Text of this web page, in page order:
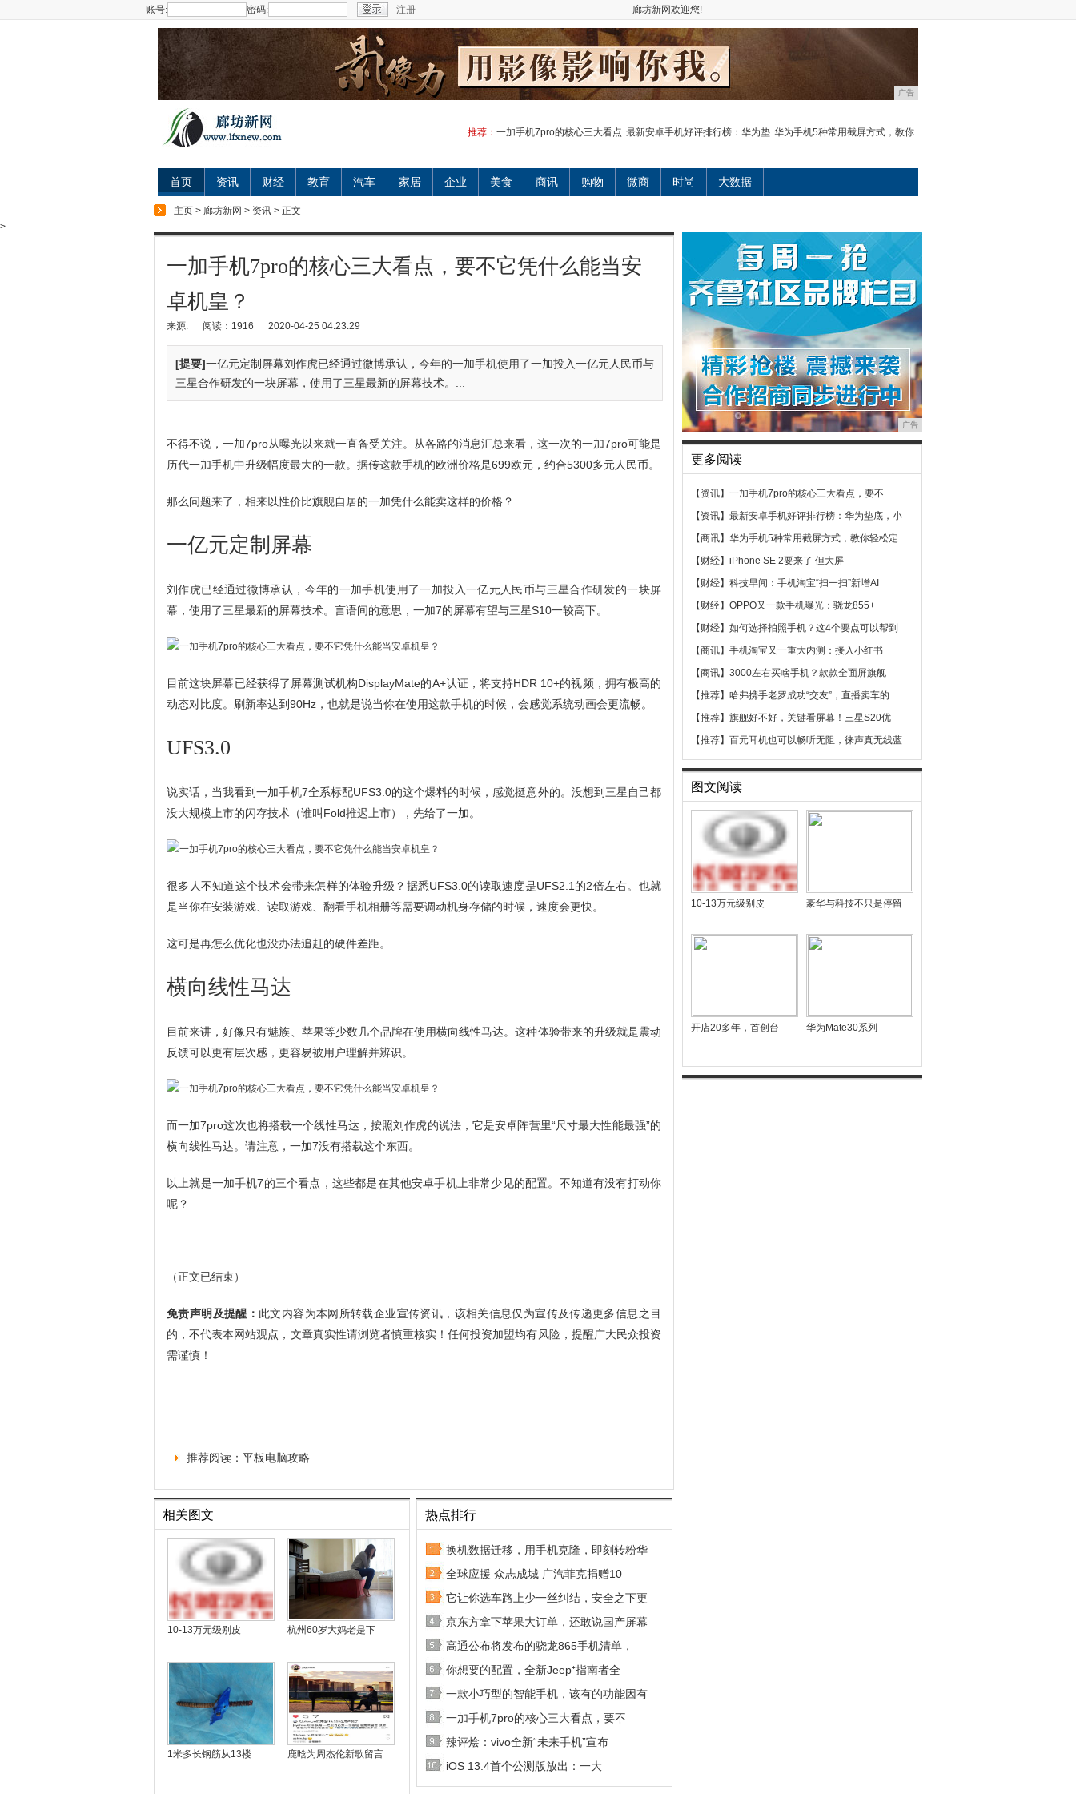
账号: 密码: 注册 廊坊新网欢迎您!
广告
推荐： 一加手机7pro的核心三大看点 最新安卓手机好评排行榜：华为垫 华为手机5种常用截屏方式，教你
首页 资讯 财经 教育 汽车 家居 企业 美食 商讯 购物 微商 时尚 大数据
主页 > 廊坊新网 > 资讯 > 正文
>
一加手机7pro的核心三大看点，要不它凭什么能当安
卓机皇？
来源: 阅读：1916 2020-04-25 04:23:29
[提要]一亿元定制屏幕刘作虎已经通过微博承认，今年的一加手机使用了一加投入一亿元人民币与
三星合作研发的一块屏幕，使用了三星最新的屏幕技术。...
不得不说，一加7pro从曝光以来就一直备受关注。从各路的消息汇总来看，这一次的一加7pro可能是
历代一加手机中升级幅度最大的一款。据传这款手机的欧洲价格是699欧元，约合5300多元人民币。
那么问题来了，相来以性价比旗舰自居的一加凭什么能卖这样的价格？
一亿元定制屏幕
刘作虎已经通过微博承认，今年的一加手机使用了一加投入一亿元人民币与三星合作研发的一块屏
幕，使用了三星最新的屏幕技术。言语间的意思，一加7的屏幕有望与三星S10一较高下。
目前这块屏幕已经获得了屏幕测试机构DisplayMate的A+认证，将支持HDR 10+的视频，拥有极高的
动态对比度。刷新率达到90Hz，也就是说当你在使用这款手机的时候，会感觉系统动画会更流畅。
UFS3.0
说实话，当我看到一加手机7全系标配UFS3.0的这个爆料的时候，感觉挺意外的。没想到三星自己都
没大规模上市的闪存技术（谁叫Fold推迟上市），先给了一加。
很多人不知道这个技术会带来怎样的体验升级？据悉UFS3.0的读取速度是UFS2.1的2倍左右。也就
是当你在安装游戏、读取游戏、翻看手机相册等需要调动机身存储的时候，速度会更快。
这可是再怎么优化也没办法追赶的硬件差距。
横向线性马达
目前来讲，好像只有魅族、苹果等少数几个品牌在使用横向线性马达。这种体验带来的升级就是震动
反馈可以更有层次感，更容易被用户理解并辨识。
而一加7pro这次也将搭载一个线性马达，按照刘作虎的说法，它是安卓阵营里“尺寸最大性能最强”的
横向线性马达。请注意，一加7没有搭载这个东西。
以上就是一加手机7的三个看点，这些都是在其他安卓手机上非常少见的配置。不知道有没有打动你
呢？
（正文已结束）
免责声明及提醒： 此文内容为本网所转载企业宣传资讯，该相关信息仅为宣传及传递更多信息之目
的，不代表本网站观点，文章真实性请浏览者慎重核实！任何投资加盟均有风险，提醒广大民众投资
需谨慎！
推荐阅读： 平板电脑攻略
相关图文
10-13万元级别皮 杭州60岁大妈老是下
1米多长钢筋从13楼 鹿晗为周杰伦新歌留言
热点排行
换机数据迁移，用手机克隆，即刻转粉华
全球应援 众志成城 广汽菲克捐赠10
它让你选车路上少一丝纠结，安全之下更
京东方拿下苹果大订单，还敢说国产屏幕
高通公布将发布的骁龙865手机清单，
你想要的配置，全新Jeep⁺指南者全
一款小巧型的智能手机，该有的功能因有
一加手机7pro的核心三大看点，要不
辣评烩：vivo全新“未来手机”宣布
iOS 13.4首个公测版放出：一大
广告
更多阅读
【资讯】 一加手机7pro的核心三大看点，要不
【资讯】 最新安卓手机好评排行榜：华为垫底，小
【商讯】 华为手机5种常用截屏方式，教你轻松定
【财经】 iPhone SE 2要来了 但大屏
【财经】 科技早闻：手机淘宝“扫一扫”新增AI
【财经】 OPPO又一款手机曝光：骁龙855+
【财经】 如何选择拍照手机？这4个要点可以帮到
【商讯】 手机淘宝又一重大内测：接入小红书
【商讯】 3000左右买啥手机？款款全面屏旗舰
【推荐】 哈弗携手老罗成功“交友”，直播卖车的
【推荐】 旗舰好不好，关键看屏幕！三星S20优
【推荐】 百元耳机也可以畅听无阻，徕声真无线蓝
图文阅读
10-13万元级别皮 豪华与科技不只是停留
开店20多年，首创台 华为Mate30系列